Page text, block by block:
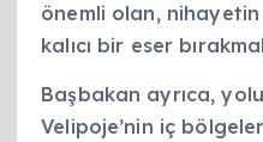
önemli olan,
kalıcı bir eser
Başbakan ayrıca,
Velipoje’nin iç